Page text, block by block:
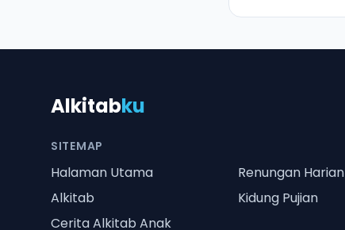
Alkitabku
SITEMAP
Halaman Utama
Renungan Harian
Alkitab
Kidung Pujian
Cerita Alkitab Anak